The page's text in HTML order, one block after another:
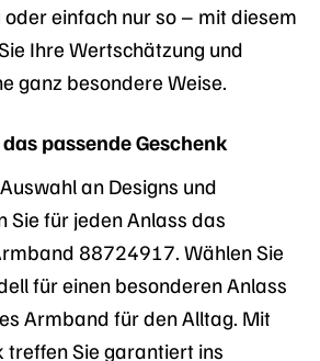
einfach nur so – mit diesem
Ihre Wertschätzung und
ganz besondere Weise.
passende Geschenk
an Designs und
Sie für jeden Anlass das
88724917. Wählen Sie
für einen besonderen Anlass
Armband für den Alltag. Mit
treffen Sie garantiert ins